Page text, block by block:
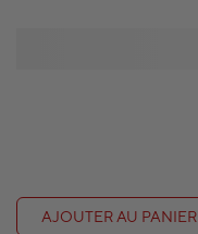
AJOUTER AU PANIER